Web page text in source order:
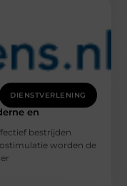
DIENSTVERLENING
en
bestrijden
worden de